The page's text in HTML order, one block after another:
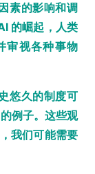
素的影响和调
的崛起，人类
审视各种事物
悠久的制度可
例子。这些观
我们可能需要